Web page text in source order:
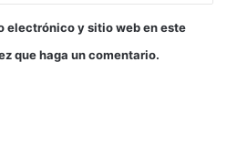
electrónico y sitio web en este
que haga un comentario.